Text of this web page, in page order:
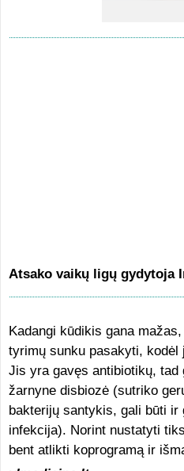
Atsako vaikų ligų gydytoja
Kadangi kūdikis gana
tyrimų sunku pasakyti, kodėl
Jis yra gavęs antibiotikų,
žarnyne disbiozė (sutriko
bakterijų santykis, gali būti ir
infekcija). Norint nustatyti
bent atlikti koprogramą ir